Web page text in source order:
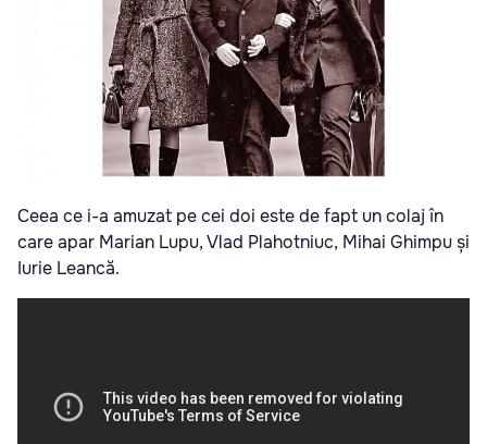
Ceea ce i-a amuzat pe cei doi este de fapt un colaj în
care apar Marian Lupu, Vlad Plahotniuc, Mihai Ghimpu și
Iurie Leancă.